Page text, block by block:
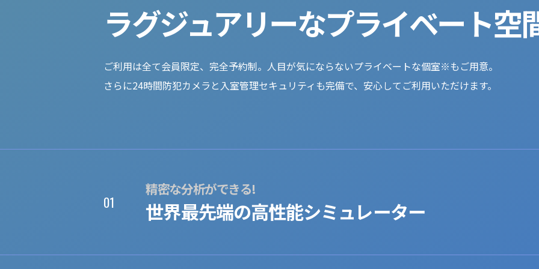
ラグジュアリーなプライベート空
ご利用は全て会員限定、完全予約制。 人目が気にならないプライベートな個室※もご用意。
さらに24時間防犯カメラと入室管理セキュリティも完備で、安心してご利用いただけます。
01
精密な分析ができる!
世界最先端の高性能シミュレーター